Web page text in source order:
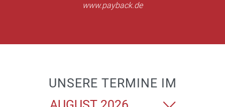
www.payback.de
UNSERE TERMINE IM
Monat